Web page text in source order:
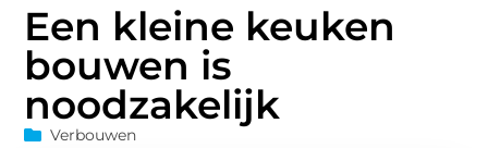
Een kleine keuken
bouwen is
noodzakelijk
Verbouwen